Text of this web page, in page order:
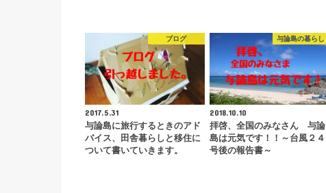
ブログ
2017.5.31
与論島に旅行するときのアド
バイス、田舎暮らしと移住に
ついて書いていきます。
与論島の暮らし
2018.10.10
拝啓、全国のみなさん 与論
島は元気です！！～台風２４
号後の報告書～